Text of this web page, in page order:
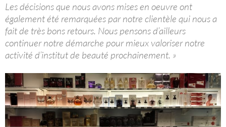
Les décisions que nous avons mises en oeuvre ont
également été remarquées par notre clientèle qui nous a
fait de très bons retours. Nous pensons d’ailleurs
continuer notre démarche pour mieux valoriser notre
activité d’institut de beauté prochainement. »